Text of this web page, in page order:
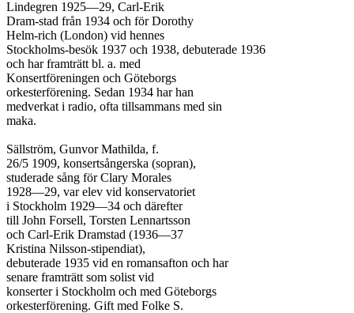
Lindegren 1925—29, Carl-Erik
Dram-stad från 1934 och för Dorothy
Helm-rich (London) vid hennes
Stockholms-besök 1937 och 1938, debuterade 1936
och har framträtt bl. a. med
Konsertföreningen och Göteborgs
orkesterförening. Sedan 1934 har han
medverkat i radio, ofta tillsammans med sin
maka.
Sällström, Gunvor Mathilda, f.
26/5 1909, konsertsångerska (sopran),
studerade sång för Clary Morales
1928—29, var elev vid konservatoriet
i Stockholm 1929—34 och därefter
till John Forsell, Torsten Lennartsson
och Carl-Erik Dramstad (1936—37
Kristina Nilsson-stipendiat),
debuterade 1935 vid en romansafton och har
senare framträtt som solist vid
konserter i Stockholm och med Göteborgs
orkesterförening. Gift med Folke S.